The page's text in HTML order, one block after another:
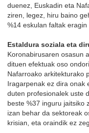
duenez, Euskadin eta
ziren, legez, hiru baino
%14 eskulan faltak
Estaldura soziala eta
Koronabirusaren osasun
dituen efektuak oso
Nafarroako arkitekturako
Iragarpenak ez dira onak
duten profesionalek uste
beste %37 inguru jaitsiko
izan behar da sektoreak
krisian, eta oraindik ez